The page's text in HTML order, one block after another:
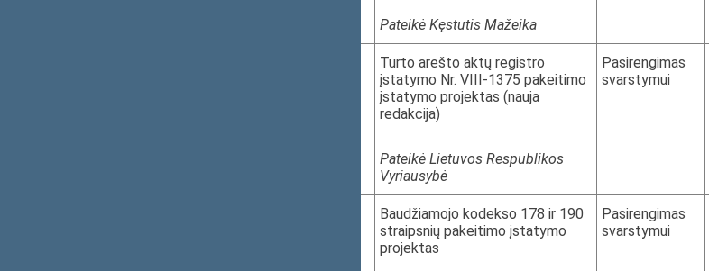
Pateikė Kęstutis Mažeika
Turto arešto aktų registro
įstatymo Nr. VIII-1375 pakeitimo
įstatymo projektas (nauja
redakcija)
Pateikė Lietuvos Respublikos
Vyriausybė
Pasirengimas
svarstymui
Baudžiamojo kodekso 178 ir 190
straipsnių pakeitimo įstatymo
projektas
Pasirengimas
svarstymui